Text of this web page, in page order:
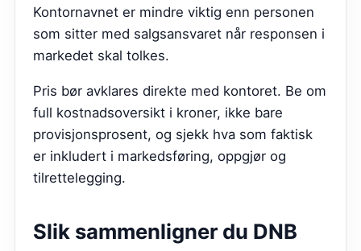
Kontornavnet er mindre viktig enn personen
som sitter med salgsansvaret når responsen i
markedet skal tolkes.
Pris bør avklares direkte med kontoret. Be om
full kostnadsoversikt i kroner, ikke bare
provisjonsprosent, og sjekk hva som faktisk
er inkludert i markedsføring, oppgjør og
tilrettelegging.
Slik sammenligner du DNB